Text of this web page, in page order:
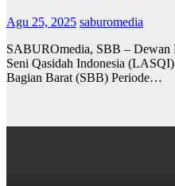
Agu 25, 2025 saburomedia
SABUROmedia, SBB – Dewan
Seni Qasidah Indonesia
Bagian Barat (SBB) Periode…